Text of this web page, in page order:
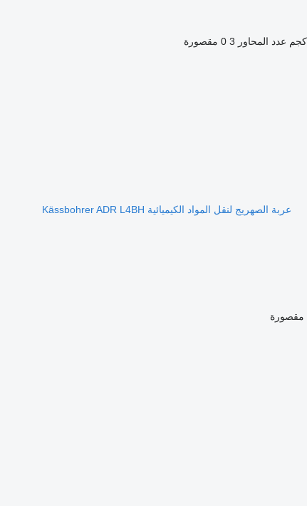
عدد المحاور 3 0 مقصورة
عربة الصهريج لنقل المواد الكيميائية Kässbohrer ADR L4BH